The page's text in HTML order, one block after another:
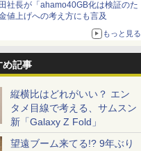
社長が「ahamo40GB化は検証のた
値上げへの考え方にも言及
もっと見る
め記事
縦横比はどれがいい？ エン
タメ目線で考える、サムスン
新「Galaxy Z Fold」
望遠ブーム来てる!? 9年ぶり